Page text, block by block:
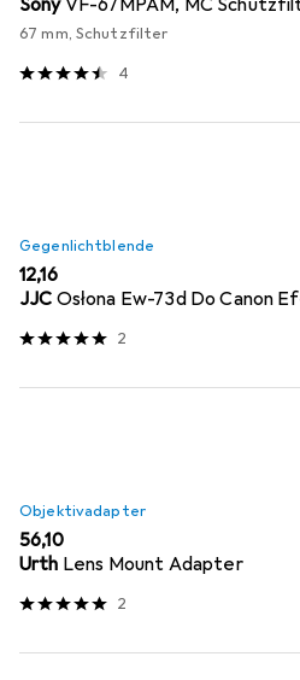
67 mm, Schutzfilter
4
Gegenlichtblende
EUR
12,16
JJC Osłona Ew-73d Do Canon
2
Objektivadapter
EUR
56,10
Urth Lens Mount Adapter
2